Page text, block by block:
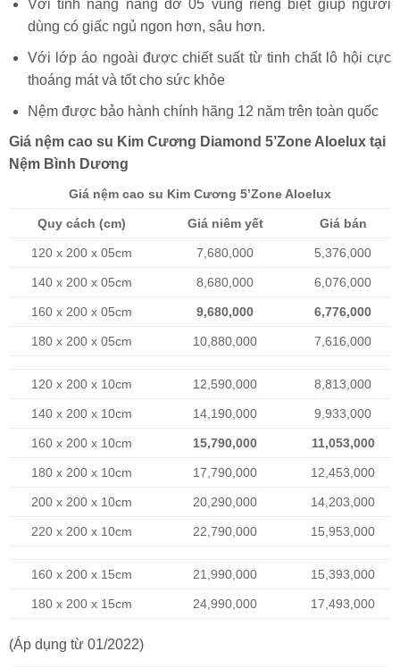
Với tính năng nâng đỡ 05 vùng riêng biệt giúp người
dùng có giấc ngủ ngon hơn, sâu hơn.
Với lớp áo ngoài được chiết suất từ tinh chất lô hội cực
thoáng mát và tốt cho sức khỏe
Nệm được bảo hành chính hãng 12 năm trên toàn quốc
Giá nệm cao su Kim Cương Diamond 5’Zone Aloelux tại
Nệm Bình Dương
Giá nệm cao su Kim Cương 5’Zone Aloelux
Quy cách (cm) Giá niêm yết Giá bán
120 x 200 x 05cm 7,680,000 5,376,000
140 x 200 x 05cm 8,680,000 6,076,000
160 x 200 x 05cm 9,680,000 6,776,000
180 x 200 x 05cm 10,880,000 7,616,000
120 x 200 x 10cm 12,590,000 8,813,000
140 x 200 x 10cm 14,190,000 9,933,000
160 x 200 x 10cm 15,790,000 11,053,000
180 x 200 x 10cm 17,790,000 12,453,000
200 x 200 x 10cm 20,290,000 14,203,000
220 x 200 x 10cm 22,790,000 15,953,000
160 x 200 x 15cm 21,990,000 15,393,000
180 x 200 x 15cm 24,990,000 17,493,000
(Áp dụng từ 01/2022)